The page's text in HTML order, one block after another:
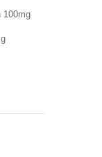
100mg